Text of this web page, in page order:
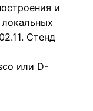
и
Стенд
или D-